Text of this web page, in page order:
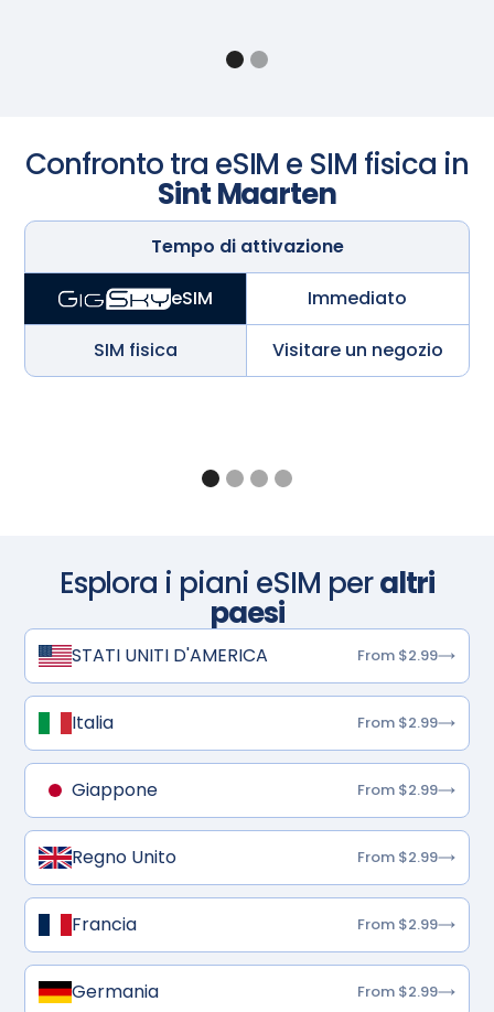
Confronto tra eSIM e SIM fisica in
Sint Maarten
Tempo di attivazione
eSIM Immediato
SIM fisica Visitare un negozio
Esplora i piani eSIM peraltri
paesi
STATI UNITI D'AMERICA From $2.99
Italia From $2.99
Giappone From $2.99
Regno Unito From $2.99
Francia From $2.99
Germania From $2.99